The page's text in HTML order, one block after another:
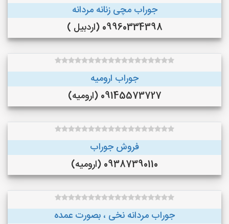
جوراب مچی زنانه مردانه
09960334398 (اردبیل )
جوراب ارومیه
09145573727 (ارومیه)
فروش جوراب
09387390110 (ارومیه)
جوراب مردانه نخی ، بصورت عمده